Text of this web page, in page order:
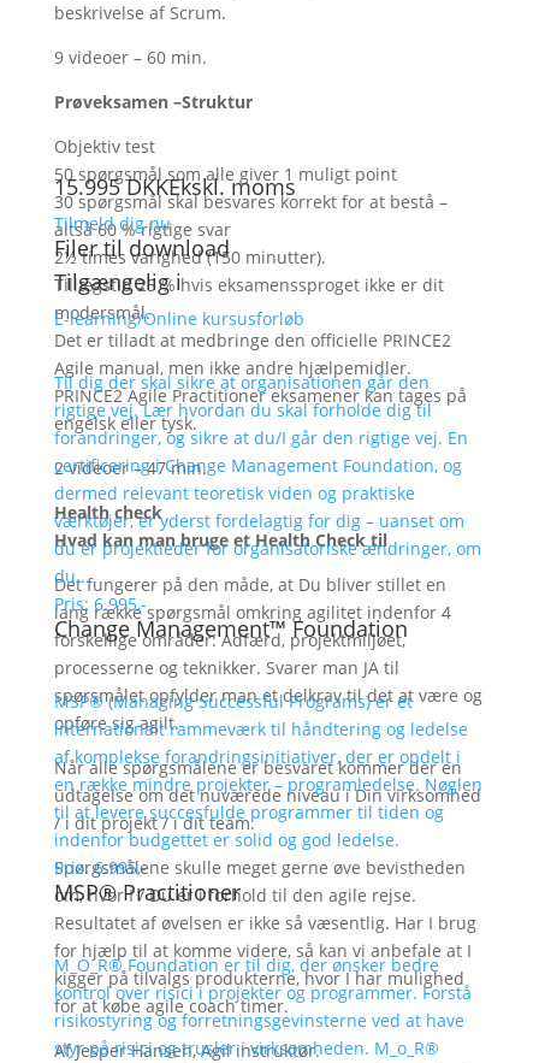
beskrivelse af Scrum.
9 videoer – 60 min.
Prøveksamen –Struktur
Objektiv test
50 spørgsmål som alle giver 1 muligt point
30 spørgsmål skal besvares korrekt for at bestå –
altså 60 % rigtige svar
2½ times varighed (150 minutter).
Tillægstid 25 % hvis eksamenssproget ikke er dit
modersmål.
Det er tilladt at medbringe den officielle PRINCE2
Agile manual, men ikke andre hjælpemidler.
PRINCE2 Agile Practitioner eksamener kan tages på
engelsk eller tysk.
2 videoer – 47 min.
Health check
Hvad kan man bruge et Health Check til
Det fungerer på den måde, at Du bliver stillet en
lang række spørgsmål omkring agilitet indenfor 4
forskellige områder: Adfærd, projektmiljøet,
processerne og teknikker. Svarer man JA til
spørsmålet opfylder man et delkrav til det at være og
opføre sig agilt.
Når alle spørgsmålene er besvaret kommer der en
udtagelse om det nuværede niveau i Din virksomhed
/ i dit projekt / i dit team.
Spørgsmålene skulle meget gerne øve bevistheden
om, hvor I / Du er i forhold til den agile rejse.
Resultatet af øvelsen er ikke så væsentlig. Har I brug
for hjælp til at komme videre, så kan vi anbefale at I
kigger på tilvalgs produkterne, hvor I har mulighed
for at købe agile coach timer.
Af Jesper Hansen, Agil instruktør.
15.995DKKEkskl. moms
Tilmeld dig nu
Filer til download
Tilgængelig i
E-learning/Online kursusforløb
Til dig der skal sikre at organisationen går den
rigtige vej. Lær hvordan du skal forholde dig til
forandringer, og sikre at du/I går den rigtige vej. En
certificering i Change Management Foundation, og
dermed relevant teoretisk viden og praktiske
værktøjer, er yderst fordelagtig for dig – uanset om
du er projektleder for organisatoriske ændringer, om
du...
Pris: 6.995,-
Change Management™ Foundation
MSP® (Managing Successful Programs) er et
internationalt rammeværk til håndtering og ledelse
af komplekse forandringsinitiativer, der er opdelt i
en række mindre projekter – programledelse. Nøglen
til at levere succesfulde programmer til tiden og
indenfor budgettet er solid og god ledelse.
Pris: 6.995,-
MSP® Practitioner
M_O_R® Foundation er til dig, der ønsker bedre
kontrol over risici i projekter og programmer. Forstå
risikostyring og forretningsgevinsterne ved at have
styr på risici og trusler i virksomheden. M_o_R®